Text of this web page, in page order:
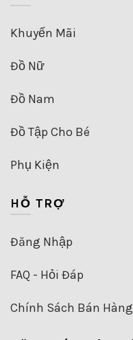
Khuyến Mãi
Đồ Nữ
Đồ Nam
Đồ Tập Cho Bé
Phụ Kiện
HỖ TRỢ
Đăng Nhập
FAQ - Hỏi Đáp
Chính Sách Bán Hàng